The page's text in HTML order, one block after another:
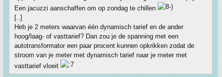
Een jacuzzi aanschaffen om op zondag te chillen
[..]
Heb je 2 meters waarvan één dynamisch tarief en de ander
hoog/laag- of vasttarief? Dan zou je de spanning met een
autotransformator een paar procent kunnen opkrikken zodat de
stroom van je meter met dynamisch tarief naar je meter met
vasttarief vloeit